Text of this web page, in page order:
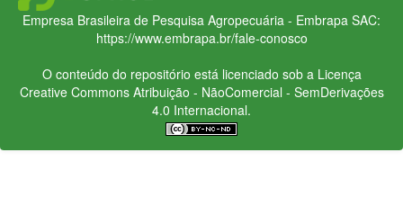
Empresa Brasileira de Pesquisa Agropecuária - Embrapa SAC:
https://www.embrapa.br/fale-conosco
O conteúdo do repositório está licenciado sob a Licença
Creative CommonsAtribuição - NãoComercial - SemDerivações
4.0 Internacional.